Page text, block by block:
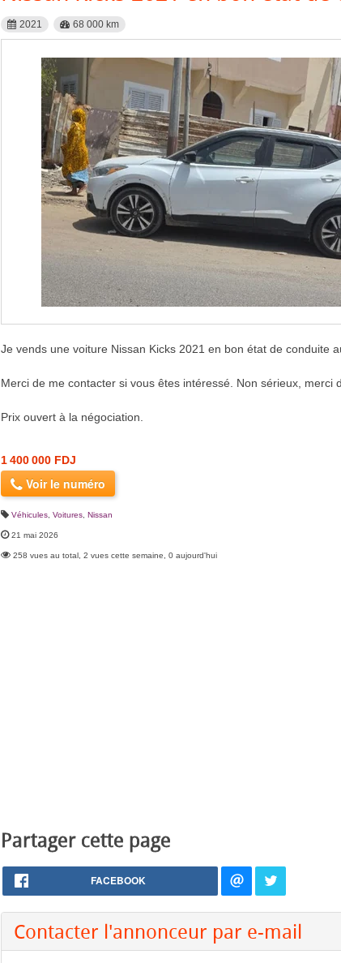
2021 68 000 km
Je vends une voiture Nissan Kicks 2021 en bon état de conduite
Merci de me contacter si vous êtes intéressé. Non sérieux, merci
Prix ouvert à la négociation.
1 400 000 FDJ
Voir le numéro
Véhicules Voitures Nissan
21 mai 2026
258 vues au total, 2 vues cette semaine, 0 aujourd'hui
Partager cette page
FACEBOOK
Contacter l'annonceur par e-mail